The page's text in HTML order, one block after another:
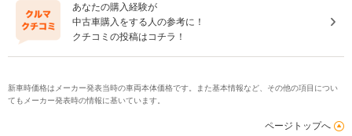
あなたの購入経験が
中古車購入をする人の参考に！
クチコミの投稿はコチラ！
新車時価格はメーカー発表当時の車両本体価格です。また基本情報など、その他の項目につい
てもメーカー発表時の情報に基いています。
ページトップへ